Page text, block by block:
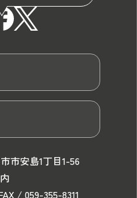
市安島1丁目1-56
/ 059-355-8311